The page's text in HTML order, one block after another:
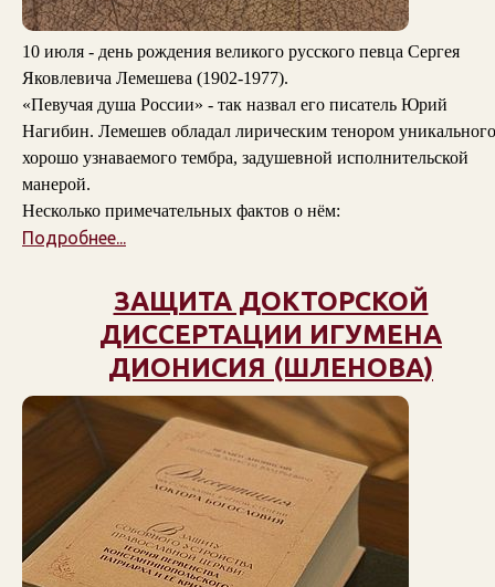
10 июля - день рождения великого русского певца Сергея
Яковлевича Лемешева (1902-1977).
«Певучая душа России» - так назвал его писатель Юрий
Нагибин. Лемешев обладал лирическим тенором
хорошо узнаваемого тембра, задушевной исполнительской
манерой.
Несколько примечательных фактов о нём:
Подробнее...
ЗАЩИТА ДОКТОРСКОЙ
ДИССЕРТАЦИИ ИГУМЕНА
ДИОНИСИЯ (ШЛЕНОВА)